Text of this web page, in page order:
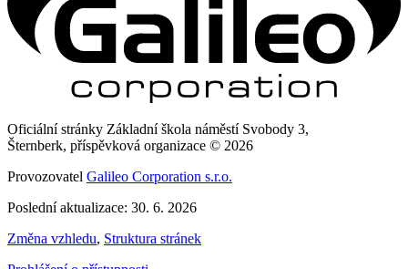
Oficiální stránky Základní škola náměstí Svobody 3,
Šternberk, příspěvková organizace © 2026
Provozovatel Galileo Corporation s.r.o.
Poslední aktualizace: 30. 6. 2026
Změna vzhledu, Struktura stránek